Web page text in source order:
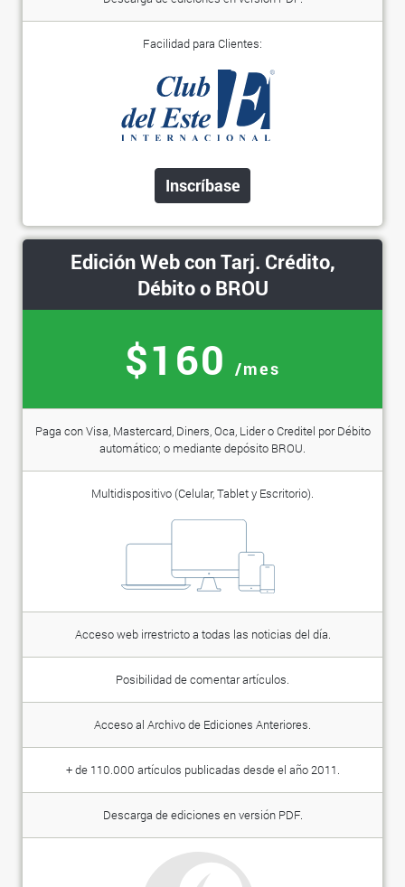
Facilidad para Clientes:
Inscríbase
Edición Web con Tarj. Crédito,
Débito o BROU
$160 /mes
Paga con Visa, Mastercard, Diners, Oca, Lider o Creditel por Débito
automático; o mediante depósito BROU.
Multidispositivo (Celular, Tablet y Escritorio).
Acceso web irrestricto a todas las noticias del día.
Posibilidad de comentar artículos.
Acceso al Archivo de Ediciones Anteriores.
+ de 110.000 artículos publicadas desde el año 2011.
Descarga de ediciones en versión PDF.